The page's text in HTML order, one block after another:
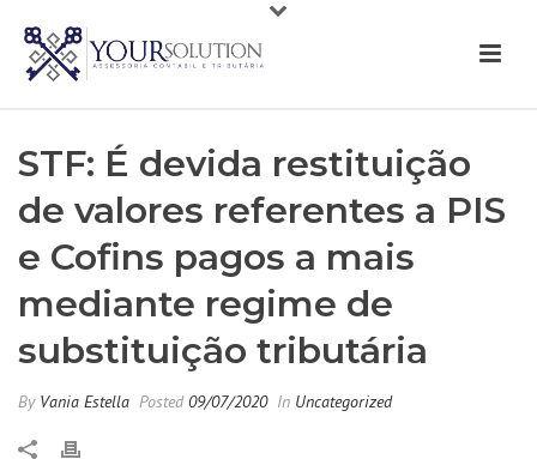
STF: É devida restituição
de valores referentes a PIS
e Cofins pagos a mais
mediante regime de
substituição tributária
By Vania Estella Posted09/07/2020 In Uncategorized